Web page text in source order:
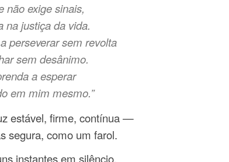
não exige sinais,
na justiça da vida.
perseverar sem revolta
sem desânimo.
a esperar
em mim mesmo.”
estável, firme, contínua —
segura, como um farol.
instantes em silêncio.